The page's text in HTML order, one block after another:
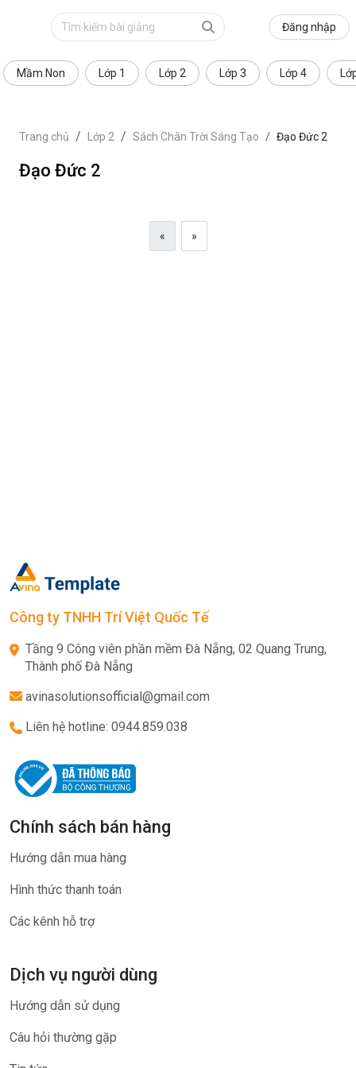
Đăng nhập
Mầm Non Lớp 1 Lớp 2 Lớp 3 Lớp 4
Trang chủ Lớp 2 Sách Chân Trời Sáng Tạo Đạo Đức 2
Đạo Đức 2
« »
Công ty TNHH Trí Việt Quốc Tế
Tầng 9 Công viên phần mềm Đà Nẵng, 02 Quang Trung,
Thành phố Đà Nẵng
avinasolutionsofficial@gmail.com
Liên hệ hotline: 0944.859.038
Chính sách bán hàng
Hướng dẫn mua hàng
Hình thức thanh toán
Các kênh hỗ trợ
Dịch vụ người dùng
Hướng dẫn sử dụng
Câu hỏi thường gặp